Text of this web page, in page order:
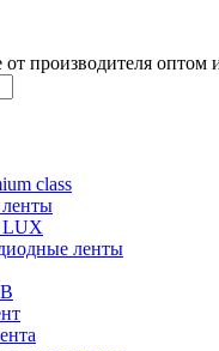
производителя оптом
class
LUX
ленты